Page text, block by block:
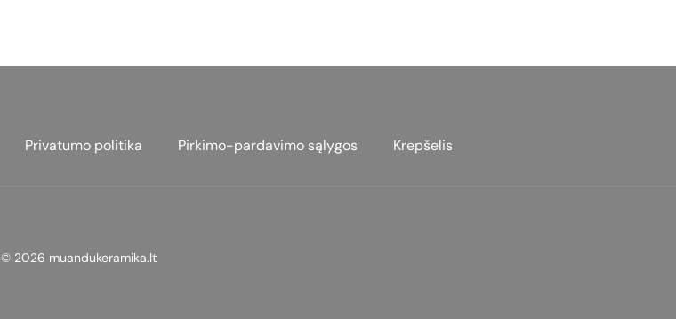
Privatumo politika Pirkimo-pardavimo sąlygos Krepšelis
© 2026 muandukeramika.lt